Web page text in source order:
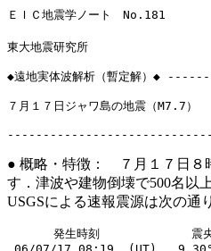
ＥＩＣ地震学ノート　No.181　　
Jul. 22,
東大地震研究所
◆遠地実体波解析（暫定解
７月１７日ジャワ島の地震（M7.7）
● 概略・特徴： ７月１７日８
す．津波や建物倒壊で500名以
USGSによる速報震源は次の通
発生時刻　　　        震央　